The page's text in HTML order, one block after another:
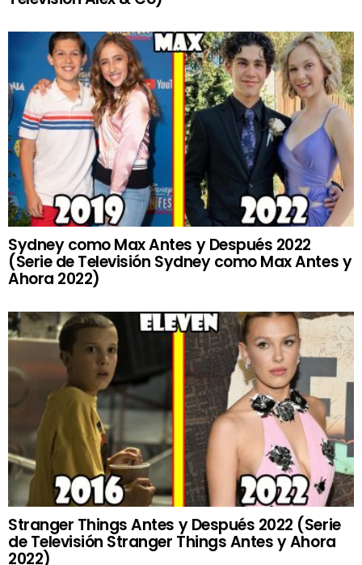
Sydney como Max Antes y Después 2022
(Serie de Televisión Sydney como Max Antes y
Ahora 2022)
Stranger Things Antes y Después 2022 (Serie
de Televisión Stranger Things Antes y Ahora
2022)